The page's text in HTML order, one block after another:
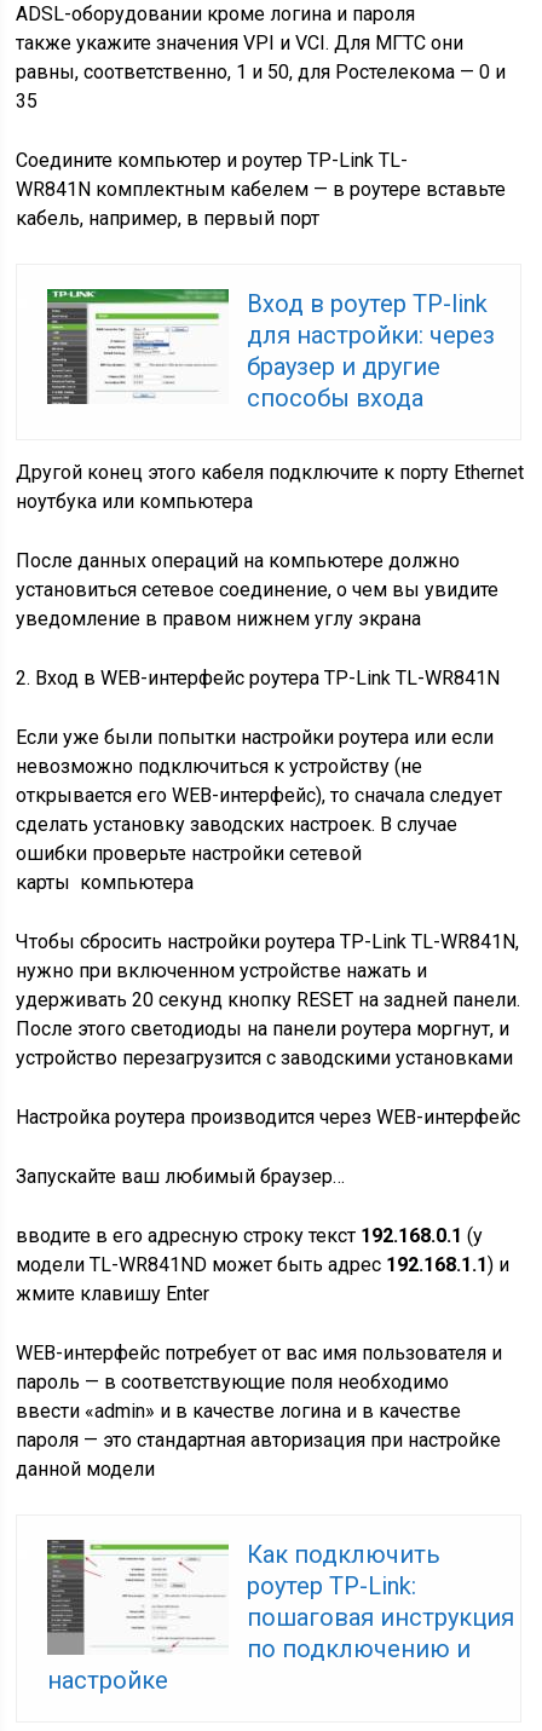
ADSL-оборудовании кроме логина и пароля
также укажите значения VPI и VCI. Для МГТС они
равны, соответственно, 1 и 50, для Ростелекома — 0 и
35
Соедините компьютер и роутер TP-Link TL-
WR841N комплектным кабелем — в роутере вставьте
кабель, например, в первый порт
Вход в роутер TP-link
для настройки: через
браузер и другие
способы входа
Другой конец этого кабеля подключите к порту Ethernet
ноутбука или компьютера
После данных операций на компьютере должно
установиться сетевое соединение, о чем вы увидите
уведомление в правом нижнем углу экрана
2. Вход в WEB-интерфейс роутера TP-Link TL-WR841N
Если уже были попытки настройки роутера или если
невозможно подключиться к устройству (не
открывается его WEB-интерфейс), то сначала следует
сделать установку заводских настроек. В случае
ошибки проверьте настройки сетевой
карты компьютера
Чтобы сбросить настройки роутера TP-Link TL-WR841N,
нужно при включенном устройстве нажать и
удерживать 20 секунд кнопку RESET на задней панели.
После этого светодиоды на панели роутера моргнут, и
устройство перезагрузится с заводскими установками
Настройка роутера производится черезWEB-интерфейс
Запускайте ваш любимый браузер…
вводите в его адресную строку текст 192.168.0.1 (у
модели TL-WR841ND может быть адрес 192.168.1.1) и
жмите клавишу En​ter
WEB-интерфейс потребует от вас имя пользователя и
пароль — в соответствующие поля необходимо
ввести «admin» и в качестве логина и в качестве
пароля — это стандартная авторизация при настройке
данной модели
Как подключить
роутер TP-Link:
пошаговая инструкция
по подключению и
настройке